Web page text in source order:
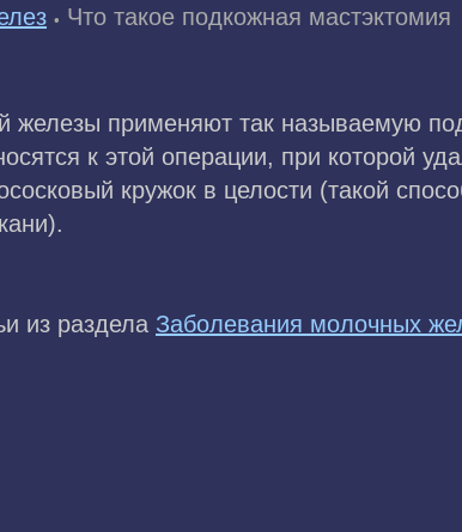
• Что такое подкожная мастэктомия
железы применяют так называемую
к этой операции, при которой
кружок в целости (такой
из раздела Заболевания молочных